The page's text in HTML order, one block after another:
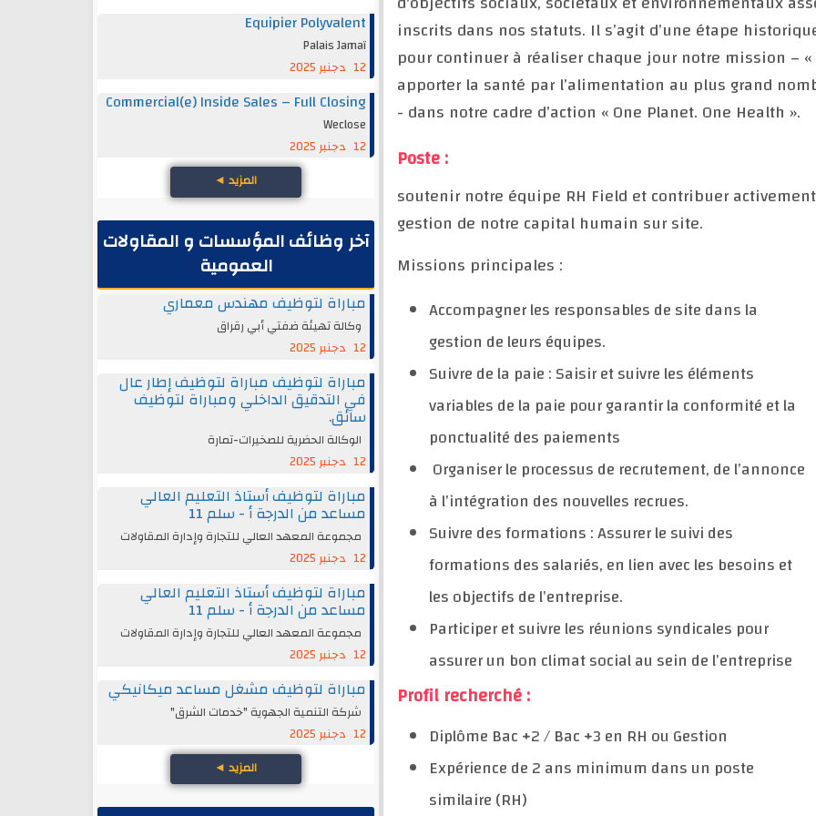
inscrits dans nos statuts. Il s’agit d’une étape
pour continuer à réaliser chaque jour notre mission – «
apporter la santé par l’alimentation au plus grand
- dans notre cadre d’action « One Planet. One Health ».
Poste :
soutenir notre équipe RH Field et contribuer
gestion de notre capital humain sur site.
Missions principales :
Accompagner les responsables de site dans la
gestion de leurs équipes.
Suivre de la paie : Saisir et suivre les éléments
variables de la paie pour garantir la conformité et la
ponctualité des paiements
Organiser le processus de recrutement, de l’annonce
à l’intégration des nouvelles recrues.
Suivre des formations : Assurer le suivi des
formations des salariés, en lien avec les besoins et
les objectifs de l’entreprise.
Participer et suivre les réunions syndicales pour
assurer un bon climat social au sein de l’entreprise
Profil recherché :
Diplôme Bac +2 / Bac +3 en RH ou Gestion
Expérience de 2 ans minimum dans un poste
similaire (RH)
Equipier Polyvalent
Palais Jamaï
12 دجنبر 2025
Commercial(e) Inside Sales – Full Closing
Weclose
12 دجنبر 2025
المزيد ◄
آخر وظائف المؤسسات و المقاولات
العمومية
مباراة لتوظيف مهندس معماري
وكالة تهيئة ضفتي أبي رقراق
12 دجنبر 2025
مباراة لتوظيف مباراة لتوظيف إطار عال
في التدقيق الداخلي ومباراة لتوظيف
سائق.
الوكالة الحضرية للصخيرات-تمارة
12 دجنبر 2025
مباراة لتوظيف أستاذ التعليم العالي
مساعد من الدرجة أ - سلم 11
مجموعة المعهد العالي للتجارة وإدارة المقاولات
12 دجنبر 2025
مباراة لتوظيف أستاذ التعليم العالي
مساعد من الدرجة أ - سلم 11
مجموعة المعهد العالي للتجارة وإدارة المقاولات
12 دجنبر 2025
مباراة لتوظيف مشغل مساعد ميكانيكي
شركة التنمية الجهوية "خدمات الشرق"
12 دجنبر 2025
المزيد ◄